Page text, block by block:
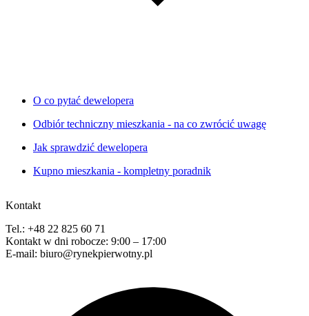
O co pytać dewelopera
Odbiór techniczny mieszkania - na co zwrócić uwagę
Jak sprawdzić dewelopera
Kupno mieszkania - kompletny poradnik
Kontakt
Tel.: +48 22 825 60 71
Kontakt w dni robocze: 9:00 – 17:00
E-mail: biuro@rynekpierwotny.pl